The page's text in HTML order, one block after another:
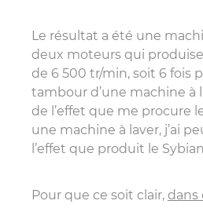
Le résultat a été une
deux moteurs qui
de 6 500 tr/min, soit 6 fois
tambour d’une machine à
de l’effet que me procure
une machine à laver, j’ai
l’effet que produit le
Pour que ce soit clair, dans